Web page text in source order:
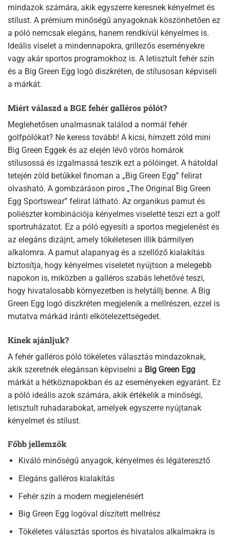
mindazok számára, akik egyszerre keresnek kényelmet és
stílust. A prémium minőségű anyagoknak köszönhetően ez
a póló nemcsak elegáns, hanem rendkívül kényelmes is.
Ideális viselet a mindennapokra, grillezős eseményekre
vagy akár sportos programokhoz is. A letisztult fehér szín
és a Big Green Egg logó diszkréten, de stílusosan képviseli
a márkát.
Miért válaszd a BGE fehér galléros pólót?
Meglehetősen unalmasnak találod a normál fehér
golfpólókat? Ne keress tovább! A kicsi, hímzett zöld mini
Big Green Eggek és az elején lévő vörös homárok
stílusossá és izgalmassá teszik ezt a pólóinget. A hátoldal
tetején zöld betűkkel finoman a „Big Green Egg” felirat
olvasható. A gombzáráson piros „The Original Big Green
Egg Sportswear” felirat látható. Az organikus pamut és
poliészter kombinációja kényelmes viseletté teszi ezt a golf
sportruházatot. Ez a póló egyesíti a sportos megjelenést és
az elegáns dizájnt, amely tökéletesen illik bármilyen
alkalomra. A pamut alapanyag és a szellőző kialakítás
biztosítja, hogy kényelmes viseletet nyújtson a melegebb
napokon is, miközben a galléros szabás lehetővé teszi,
hogy hivatalosabb környezetben is helytállj benne. A Big
Green Egg logó diszkréten megjelenik a mellrészen, ezzel is
mutatva márkád iránti elkötelezettségedet.
Kinek ajánljuk?
A fehér galléros póló tökéletes választás mindazoknak,
akik szeretnék elegánsan képviselni a Big Green Egg
márkát a hétköznapokban és az eseményeken egyaránt. Ez
a póló ideális azok számára, akik értékelik a minőségi,
letisztult ruhadarabokat, amelyek egyszerre nyújtanak
kényelmet és stílust.
Főbb jellemzők
Kiváló minőségű anyagok, kényelmes és légáteresztő
Elegáns galléros kialakítás
Fehér szín a modern megjelenésért
Big Green Egg logóval díszített mellrész
Tökéletes választás sportos és hivatalos alkalmakra is